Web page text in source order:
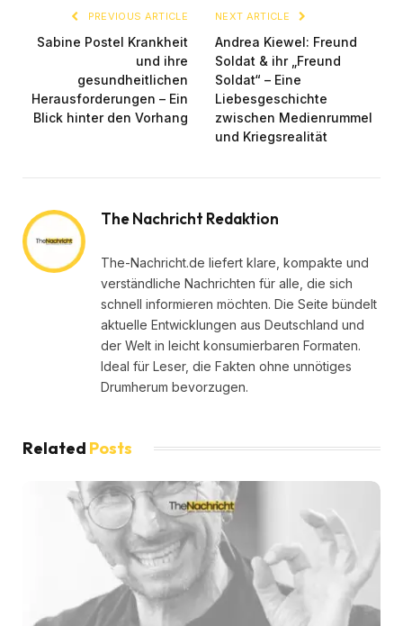
PREVIOUS ARTICLE
Sabine Postel Krankheit
und ihre
gesundheitlichen
Herausforderungen – Ein
Blick hinter den Vorhang
NEXT ARTICLE
Andrea Kiewel: Freund
Soldat & ihr „Freund
Soldat“ – Eine
Liebesgeschichte
zwischen Medienrummel
und Kriegsrealität
The Nachricht Redaktion
The-Nachricht.de liefert klare, kompakte und
verständliche Nachrichten für alle, die sich
schnell informieren möchten. Die Seite bündelt
aktuelle Entwicklungen aus Deutschland und
der Welt in leicht konsumierbaren Formaten.
Ideal für Leser, die Fakten ohne unnötiges
Drumherum bevorzugen.
Related Posts